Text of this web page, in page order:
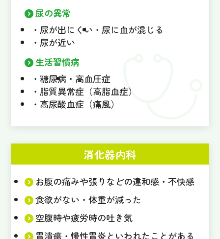
尿の異常
尿が出にくい
尿に血が混じる
尿が近い
生活習慣病
糖尿病
高血圧症
脂質異常症（高脂血症）
高尿酸血症（痛風）
消化器内科
お腹の痛みや張りなどの違和感・不快感
食欲がない・体重が減った
空腹時や疲労時の吐き気
胃潰瘍・慢性胃炎といわれたことがある